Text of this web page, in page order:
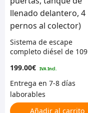
Sistema de escape
completo diésel de 109
puertas, tanque de
llenado delantero, 4
pernos al colector)
199.00€
Añadir al carrito